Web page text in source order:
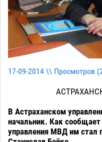
17-09-2014 \\ Просмотров (
В Астраханском
начальник. Как
управления МВД им стал